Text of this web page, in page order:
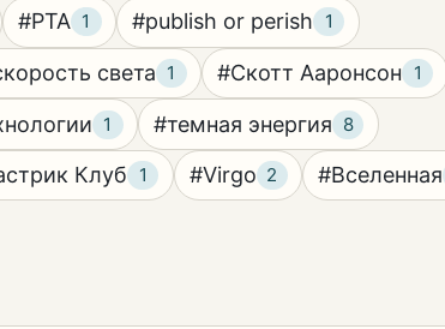
#PTA 1 #publish or perish 1
света 1 #Скотт Ааронсон 1
1 #темная энергия 8
Клуб 1 #Virgo 2 #Вселенная